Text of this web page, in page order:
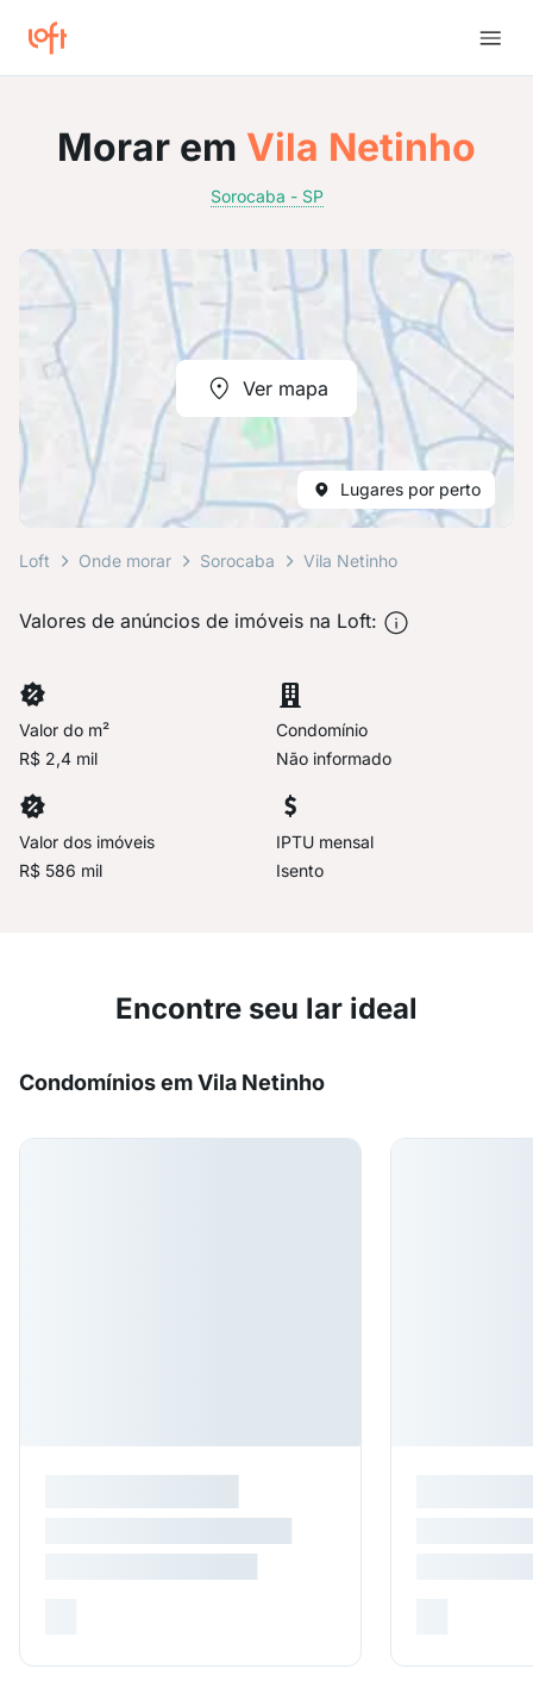
Morar em Vila Netinho
Sorocaba - SP
Ver mapa
Lugares por perto
Loft Onde morar Sorocaba Vila Netinho
Valores de anúncios de imóveis na Loft:
Valor do m²
R$ 2,4 mil
Condomínio
Não informado
Valor dos imóveis
R$ 586 mil
IPTU mensal
Isento
Encontre seu lar ideal
Condomínios em Vila Netinho